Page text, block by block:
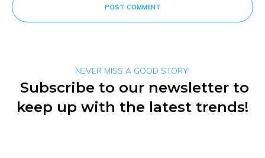
POST COMMENT
NEVER MISS A GOOD STORY!
Subscribe to our newsletter to
keep up with the latest trends!